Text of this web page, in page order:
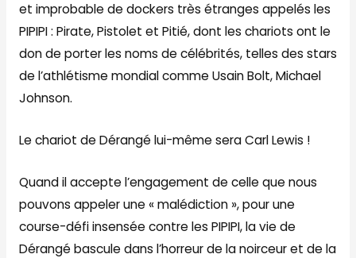
et improbable de dockers très étranges appelés les
PIPIPI : Pirate, Pistolet et Pitié, dont les chariots ont le
don de porter les noms de célébrités, telles des stars
de l’athlétisme mondial comme Usain Bolt, Michael
Johnson.
Le chariot de Dérangé lui-même sera Carl Lewis !
Quand il accepte l’engagement de celle que nous
pouvons appeler une « malédiction », pour une
course-défi insensée contre les PIPIPI, la vie de
Dérangé bascule dans l’horreur de la noirceur et de la